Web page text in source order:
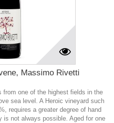
Massimo Rivetti
from one of the highest fields in the
sea level. A Heroic vineyard such
requires a greater degree of hand
is not always possible. Aged for one